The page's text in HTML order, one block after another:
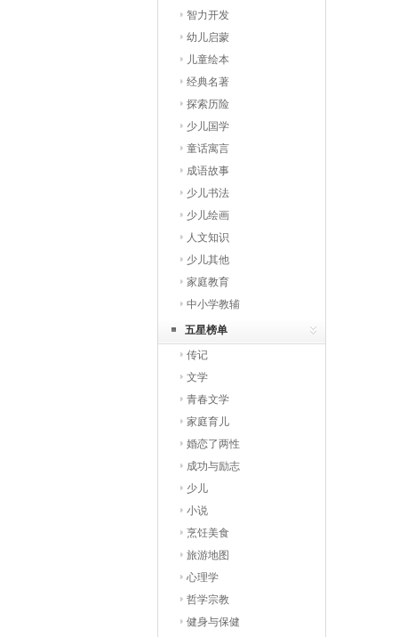
智力开发
幼儿启蒙
儿童绘本
经典名著
探索历险
少儿国学
童话寓言
成语故事
少儿书法
少儿绘画
人文知识
少儿其他
家庭教育
中小学教辅
五星榜单
传记
文学
青春文学
家庭育儿
婚恋了两性
成功与励志
少儿
小说
烹饪美食
旅游地图
心理学
哲学宗教
健身与保健